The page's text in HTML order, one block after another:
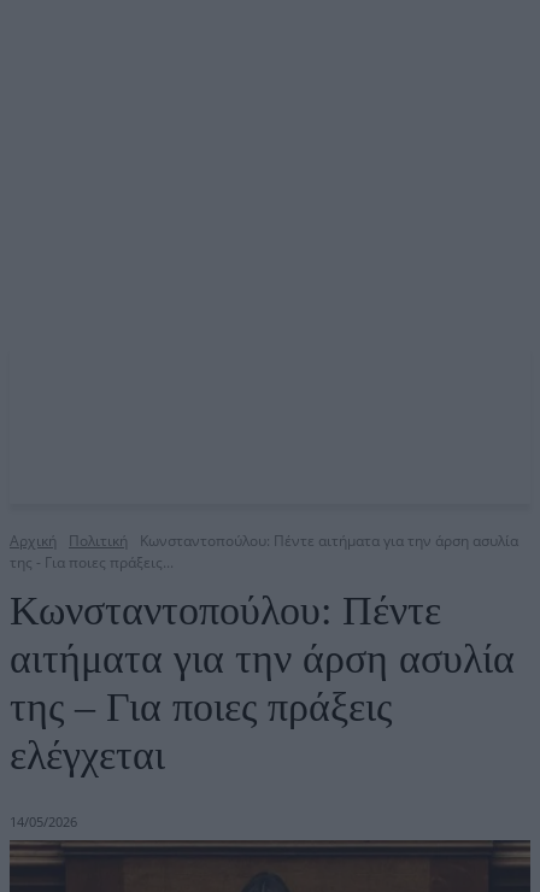
Αρχική Πολιτική
Κωνσταντοπούλου: Πέντε αιτήματα για την άρση ασυλία
της - Για ποιες πράξεις...
Κωνσταντοπούλου: Πέντε
αιτήματα για την άρση ασυλία
της – Για ποιες πράξεις
ελέγχεται
14/05/2026